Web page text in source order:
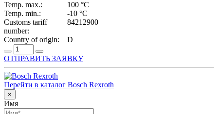
Temp. max.:
100 °C
Temp. min.:
-10 °C
Customs tariff
number:
84212900
Country of origin: D
ОТПРАВИТЬ ЗАЯВКУ
Перейти в каталог Bosch Rexroth
×
Имя